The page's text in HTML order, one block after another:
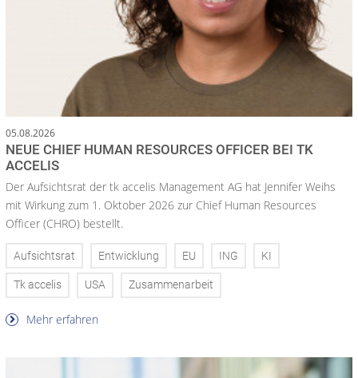
05.08.2026
NEUE CHIEF HUMAN RESOURCES OFFICER BEI TK
ACCELIS
Der Aufsichtsrat der tk accelis Management AG hat Jennifer Weihs
mit Wirkung zum 1. Oktober 2026 zur Chief Human Resources
Officer (CHRO) bestellt.
Aufsichtsrat Entwicklung EU ING KI
Tk accelis USA Zusammenarbeit
Mehr erfahren